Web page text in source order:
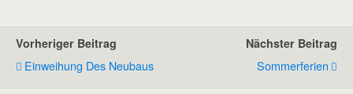
Vorheriger Beitrag
Einweihung Des Neubaus
Nächster Beitrag
Sommerferien